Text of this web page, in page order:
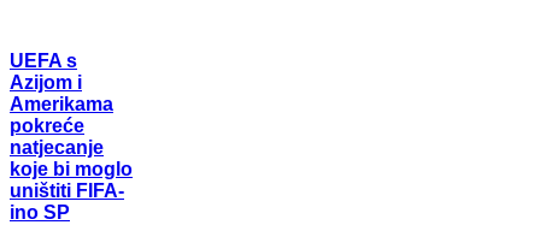
UEFA s
Azijom i
Amerikama
pokreće
natjecanje
koje bi moglo
uništiti FIFA-
ino SP